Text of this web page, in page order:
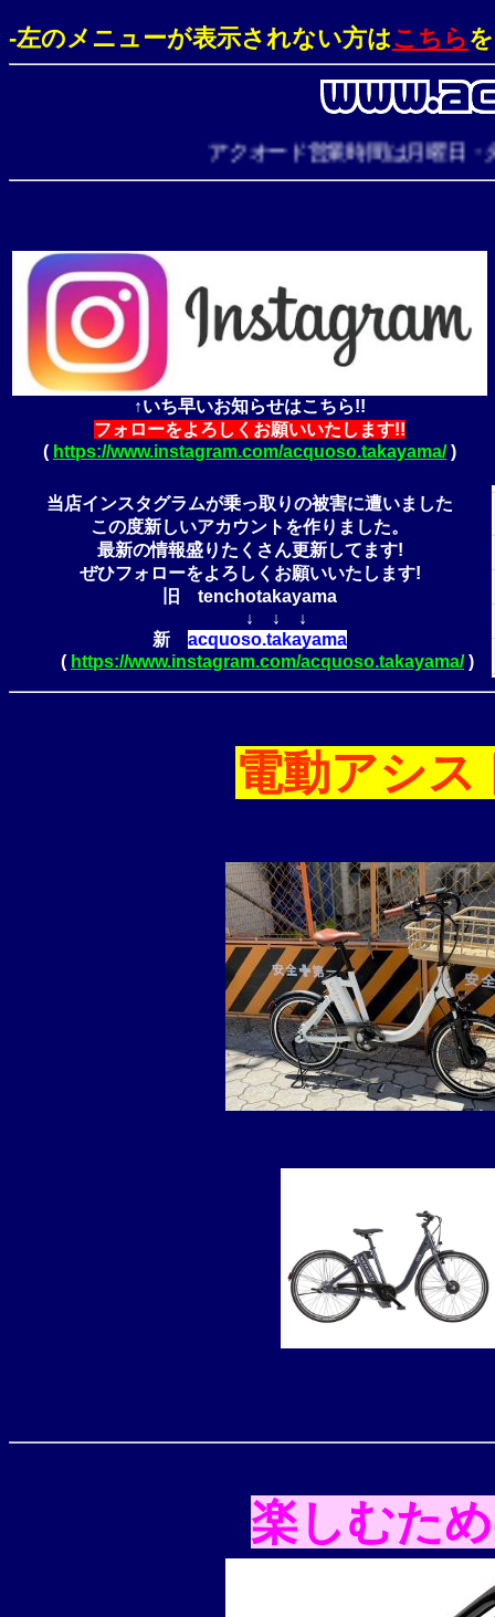
-左のメニューが表示されない方はこちら
アクオード営業時間は月曜日・火曜日・日
↑いち早いお知らせはこちら!!
フォローをよろしくお願いいたします!!
( https://www.instagram.com/acquoso.takayama/)
当店インスタグラムが乗っ取りの被害に遭いました
この度新しいアカウントを作りました。
最新の情報盛りたくさん更新してます!
ぜひフォローをよろしくお願いいたします!
旧 tenchotakayama
↓ ↓ ↓
新 acquoso.takayama
( https://www.instagram.com/acquoso.takayama/)
電動アシ
楽しむた